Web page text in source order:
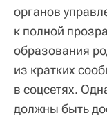
органов
к полной
образования
из кратких
в соцсетях.
должны быть